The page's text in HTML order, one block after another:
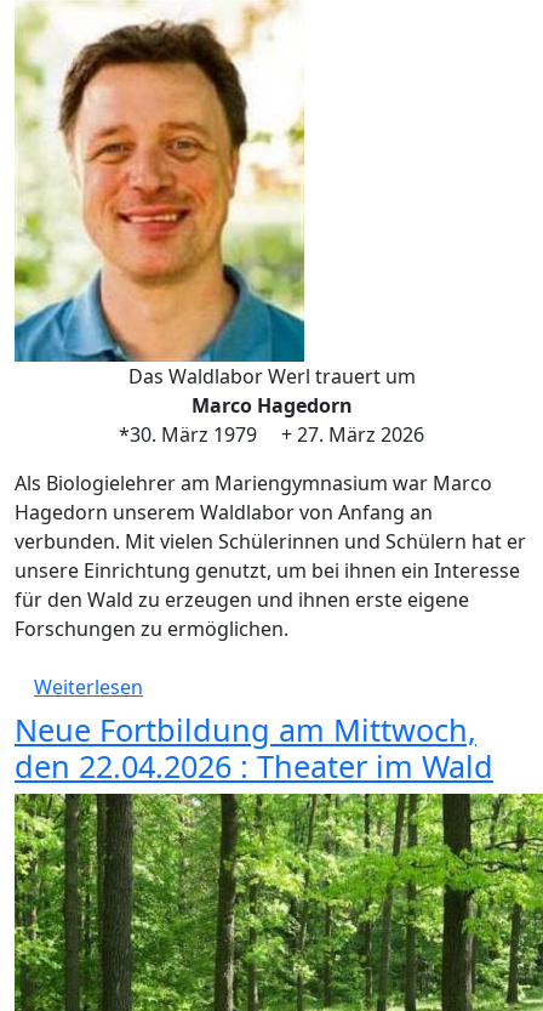
Das Waldlabor Werl trauert um
Marco Hagedorn
*30. März 1979 + 27. März 2026
Als Biologielehrer am Mariengymnasium war Marco
Hagedorn unserem Waldlabor von Anfang an
verbunden. Mit vielen Schülerinnen und Schülern hat er
unsere Einrichtung genutzt, um bei ihnen ein Interesse
für den Wald zu erzeugen und ihnen erste eigene
Forschungen zu ermöglichen.
Weiterlesen
Neue Fortbildung am Mittwoch,
den 22.04.2026 : Theater im Wald